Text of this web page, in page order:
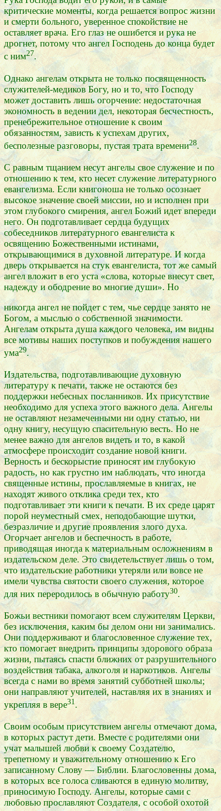
критические моменты, когда решается вопрос жизни
и смерти больного, уверенное спокойствие не
оставляет врача. Его глаз не ошибется и рука не
дрогнет, потому что ангел Господень до конца будет
с ним27.
Однако ангелам открыта не только посвященность
служителей-медиков Богу, но и то, что Господу
может доставить лишь огорчение: недостаточная
экономность в ведении дел, некоторая бесчестность,
пренебрежительное отношение к своим
обязанностям, зависть к успехам других,
бесполезные разговоры, пустая трата времени28.
С равным тщанием несут ангелы свое служение и по
отношению к тем, кто несет служение литературного
евангелизма. Если книгоноша не только осознает
высокое значение своей миссии, но и исполнен при
этом глубокого смирения, ангел Божий идет впереди
него. Он подготавливает сердца будущих
собеседников литературного евангелиста к
освящению Божественными истинами,
открывающимися в духовной литературе. И когда
дверь открывается на стук евангелиста, тот же самый
ангел вложит в его уста «слова, которые внесут свет,
надежду и ободрение во многие души». Но
никогда ангел не пойдет с тем, чье сердце занято не
Богом, а мыслью о собственной значимости.
Ангелам открыта душа каждого человека, им видны
все мотивы наших поступков и побуждения нашего
ума29.
Издательства, подготавливающие духовную
литературу к печати, также не остаются без
поддержки небесных посланников. Их присутствие
необходимо для успеха этого важного дела. Ангелы
не оставляют незамеченными ни одну статью, ни
одну книгу, несущую спасительную весть. Но не
менее важно для ангелов видеть и то, в какой
атмосфере происходит создание новой книги.
Верность и бескорыстие приносят им глубокую
радость, но как грустно им наблюдать, что иногда
священные истины, прославляемые в книгах, не
находят живого отклика среди тех, кто
подготавливает эти книги к печати. В их среде царят
порой неуместный смех, неподобающие шутки,
безразличие и другие проявления злого духа.
Огорчает ангелов и беспечность в работе,
приводящая иногда к материальным осложнениям в
издательском деле. Это свидетельствует лишь о том,
что издательские работники утеряли или вовсе не
имели чувства святости своего служения, которое
для них переродилось в обычную работу30.
Божьи вестники помогают всем служителям Церкви,
без исключения, каким бы делом они ни занимались.
Они поддерживают и благословенное служение тех,
кто помогает внедрить принципы здорового образа
жизни, пытаясь спасти ближних от разрушительного
воздействия табака, алкоголя и наркотиков. Ангелы
всегда с нами во время занятий субботней школы;
они направляют учителей, наставляя их в знаниях и
укрепляя в вере31.
Своим особым присутствием ангелы отмечают дома,
в которых растут дети. Вместе с родителями они
учат малышей любви к своему Создателю,
трепетному и уважительному отношению к Его
записанному Слову — Библии. Благословенны дома,
в которых все голоса сливаются в единую молитву,
приносимую Господу. Ангелы, которые сами с
любовью прославляют Создателя, с особой охотой